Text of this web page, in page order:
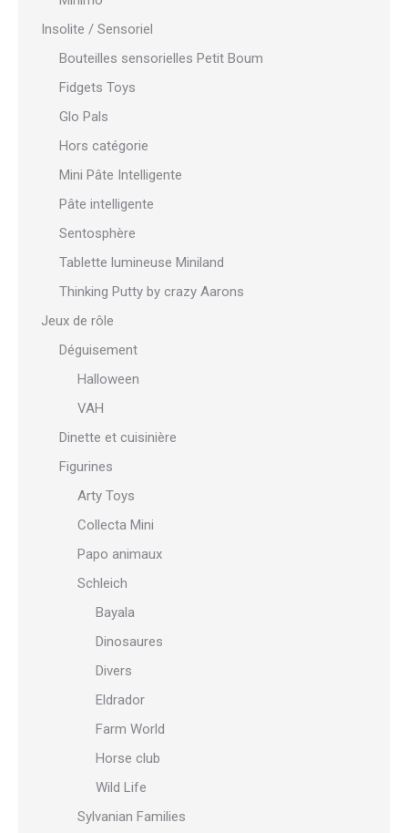
Insolite / Sensoriel
Bouteilles sensorielles Petit Boum
Fidgets Toys
Glo Pals
Hors catégorie
Mini Pâte Intelligente
Pâte intelligente
Sentosphère
Tablette lumineuse Miniland
Thinking Putty by crazy Aarons
Jeux de rôle
Déguisement
Halloween
VAH
Dinette et cuisinière
Figurines
Arty Toys
Collecta Mini
Papo animaux
Schleich
Bayala
Dinosaures
Divers
Eldrador
Farm World
Horse club
Wild Life
Sylvanian Families